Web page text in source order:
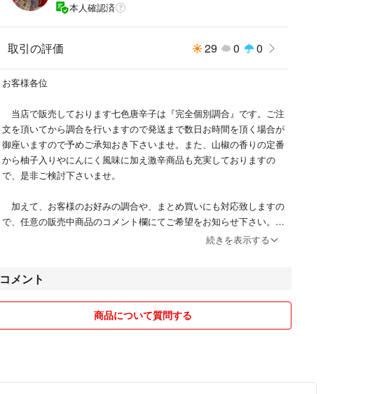
本人確認済
取引の評価 29 0 0
お客様各位
当店で販売しております七色唐辛子は『完全個別調合』です。ご注
文を頂いてから調合を行いますので発送まで数日お時間を頂く場合が
御座いますので予めご承知おき下さいませ。また、山椒の香りの定番
から柚子入りやにんにく風味に加え激辛商品も充実しておりますの
で、是非ご検討下さいませ。
加えて、お客様のお好みの調合や、まとめ買いにも対応致しますの
で、任意の販売中商品のコメント欄にてご希望をお知らせ下さい。必
要に応じまして「専用商品」を準備させて頂きます。
欄にてお申し付け下さいませ。
どうぞ宜しくお願い申し上げます。
続きを表示する
コメント
商品について質問する